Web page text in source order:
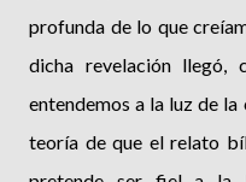
profunda de lo que
dicha revelación llegó,
entendemos a la luz de
teoría de que el relato